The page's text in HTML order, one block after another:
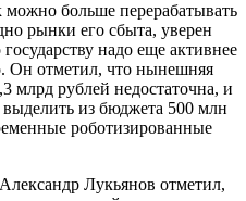
больше перерабатывать
рынки его сбыта, уверен
надо еще активнее
Он отметил, что нынешняя
млрд рублей недостаточна, и
из бюджета 500 млн
роботизированные
Лукьянов отметил,